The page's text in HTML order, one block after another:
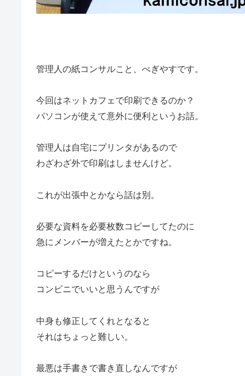
管理人の紙コンサルこと、べぎやすです。
今回はネットカフェで印刷できるのか？
パソコンが使えて意外に便利というお話。
管理人は自宅にプリンタがあるので
わざわざ外で印刷はしませんけど。
これが出張中とかなら話は別。
必要な資料を必要枚数コピーしてたのに
急にメンバーが増えたとかですね。
コピーするだけというのなら
コンビニでいいと思うんですが
中身も修正してくれとなると
それはちょっと難しい。
最悪は手書きで書き直しなんですが